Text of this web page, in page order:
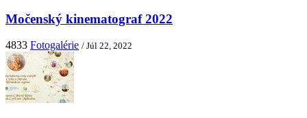
Močenský kinematograf 2022
4833 Fotogalérie / Júl 22, 2022